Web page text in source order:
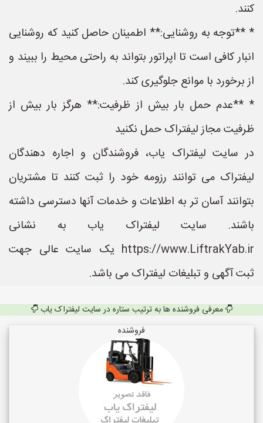
کنند.
* **توجه به روشنایی:** اطمینان حاصل کنید که روشنایی
انبار کافی است تا اپراتور بتواند به راحتی محیط را ببیند و
از برخورد با موانع جلوگیری کند.
* **عدم حمل بار بیش از ظرفیت:** هرگز بار بیش از
ظرفیت مجاز لیفتراک حمل نکنید
در سایت لیفتراک یاب، فروشندگان و اجاره دهندگان
لیفتراک می توانند رزومه خود را ثبت کنند تا مشتریان
بتوانند آسان تر به اطلاعات و خدمات آنها دسترسی داشته
باشند. سایت لیفتراک یاب به نشانی
https://www.LiftrakYab.ir یک سایت عالی جهت
ثبت آگهی و تبلیغات لیفتراک می باشد.
معرفی فروشنده ها به ترتیب ستاره در سایت لیفتراک یاب
فروشنده